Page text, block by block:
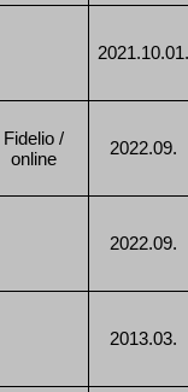
2021.10.01.
Fidelio /
online
2022.09.
2022.09.
2013.03.